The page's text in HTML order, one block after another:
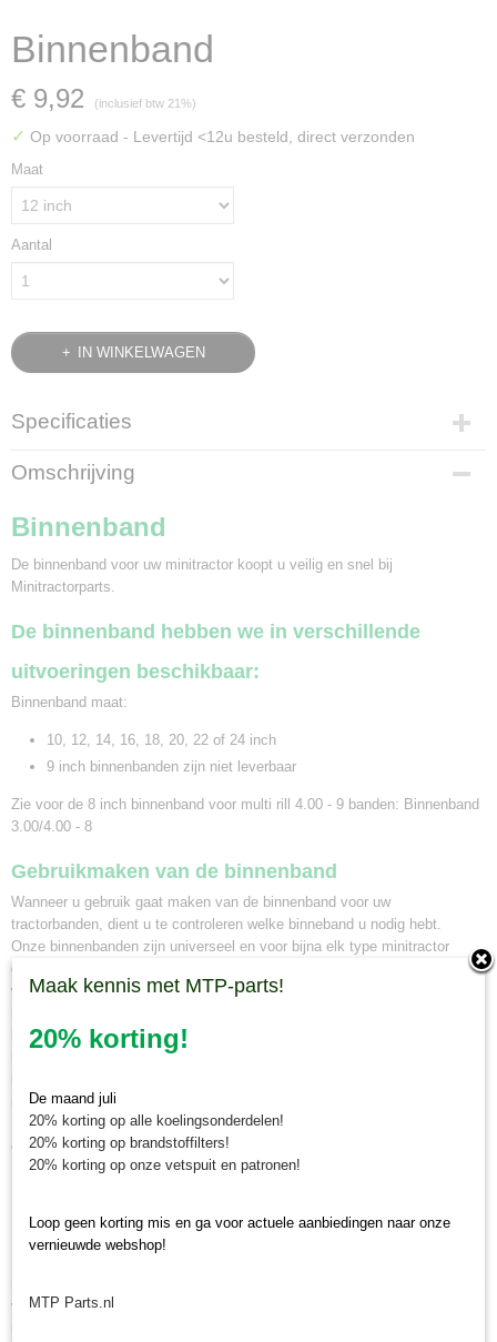
Binnenband
€ 9,92 (inclusief btw 21%)
✓ Op voorraad - Levertijd <12u besteld, direct verzonden
Maat
Aantal
IN WINKELWAGEN
Specificaties
Productcode
209-137
0,60 Kg
Omschrijving
Binnenband
De binnenband voor uw minitractor koopt u veilig en snel bij
Minitractorparts.
De binnenband hebben we in verschillende
uitvoeringen beschikbaar:
Binnenband maat:
10, 12, 14, 16, 18, 20, 22 of 24 inch
9 inch binnenbanden zijn niet leverbaar
Zie voor de 8 inch binnenband voor multi rill 4.00 - 9 banden: Binnenband
3.00/4.00 - 8
Gebruikmaken van de binnenband
Wanneer u gebruik gaat maken van de binnenband voor uw
tractorbanden, dient u te controleren welke binneband u nodig hebt.
Onze binnenbanden zijn universeel en voor bijna elk type minitractor
geschikt om te gebruiken. Bij minitractorparts kunnen wij u ook adviseren
welke binnenband het beste geschikt is voor uw minitrekker. Neem
binnenband bij ons besteld voor 12.00 uur, en deze is op voorraad, wordt
hij dezelfde dag nog verzonden. Naast pakketbezorging kunt u ook uw
met vrijdag geopend voor afhalen van minitractor onderdelen van 8.30 tot
16.30 uur. Maakt u hiervoor eerst een afspraak via whatsapp 0630381824
of per e-mail info@minitractorparts.nl, dan zijn wij u graag van dienst.
minitrekker onderdelen!
verkopen deze onderdelen met als specialisme de Japanse
Maak kennis met MTP-parts!
20% korting!
De maand juli
20% korting op alle koelingsonderdelen!
20% korting op brandstoffilters!
20% korting op onze vetspuit en patronen!
Loop geen korting mis en ga voor actuele aanbiedingen naar onze
vernieuwde webshop!
MTP Parts.nl